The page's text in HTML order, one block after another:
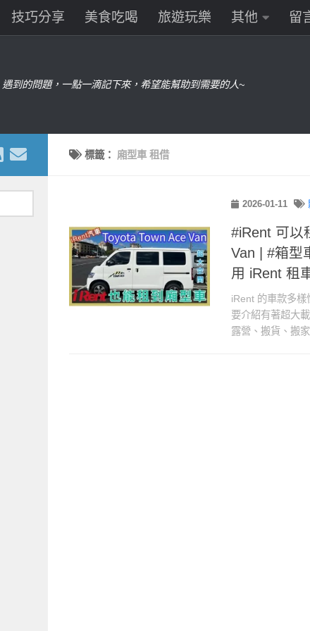
技巧分享 美食吃喝 旅遊玩樂 其他 留
到的問題，一點一滴記下來，希望能幫助到需要的人~
標籤： 廂型車 租借
2026-01-11
#iRent 可以
Van | #箱型
用 iRent 租
iRent 的車款多樣
要介紹有著超大
露營、搬貨、搬